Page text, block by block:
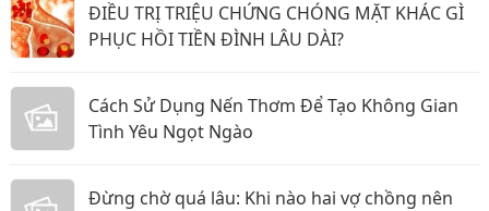
ĐIỀU TRỊ TRIỆU CHỨNG CHÓNG MẶT KHÁC GÌ
PHỤC HỒI TIỀN ĐÌNH LÂU DÀI?
Cách Sử Dụng Nến Thơm Để Tạo Không Gian
Tình Yêu Ngọt Ngào
Đừng chờ quá lâu: Khi nào hai vợ chồng nên